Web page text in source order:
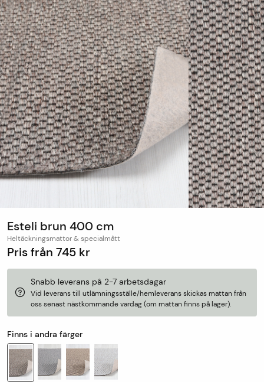
Esteli brun 400 cm
Heltäckningsmattor & specialmått
Pris från 745 kr
Snabb leverans på 2-7 arbetsdagar
Vid leverans till utlämningsställe/hemleverans skickas mattan från
oss senast nästkommande vardag (om mattan finns på lager).
Finns i andra färger